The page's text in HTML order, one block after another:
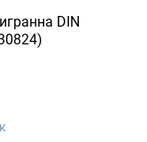
DIN